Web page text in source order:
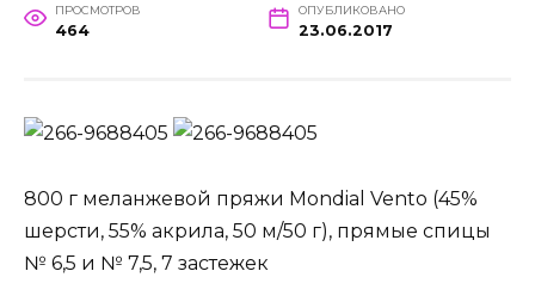
ПРОСМОТРОВ
464
ОПУБЛИКОВАНО
23.06.2017
800 г меланжевой пряжи Mondial Vento (45%
шерсти, 55% акрила, 50 м/50 г), прямые спицы
№ 6,5 и № 7,5, 7 застежек